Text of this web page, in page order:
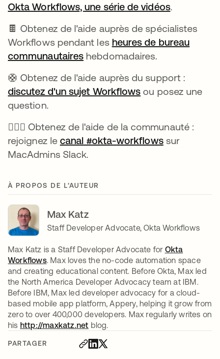
PARTAGER
Okta Workflows, une série de vidéoss’ouvre
.
🍫 Obtenez de l'aide auprès de spécialistes
Workflows pendant les heures de bureau
communautaires s’ouvre dans un nouvel onglet
hebdomadaires.
🛟 Obtenez de l'aide auprès du support :
discutez d'un sujet Workflows s’ouvre dans un
ou posez une
question.
🙋🏻‍♀️ Obtenez de l'aide de la communauté :
rejoignez lecanal #okta-workflowss’ouvre
sur
MacAdmins Slack.
À PROPOS DE L’AUTEUR
Max Katz
Staff Developer Advocate, Okta Workflows
Max Katz is a Staff Developer Advocate for Okta
Workflows. Max loves the no-code automation space
and creating educational content. Before Okta, Max led
the North America Developer Advocacy team at IBM.
Before IBM, Max led developer advocacy for a cloud-
based mobile app platform, Appery, helping it grow from
zero to over 400,000 developers. Max regularly writes on
his http://maxkatz.net s’ouvre dans un nouvel onglet
blog.